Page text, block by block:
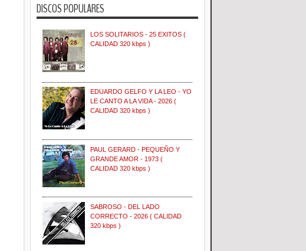
DISCOS POPULARES
LOS SOLITARIOS - 25 EXITOS (
CALIDAD 320 kbps )
EDUARDO GELFO Y LA LEO - YO
LE CANTO A LA VIDA - 2026 (
CALIDAD 320 kbps )
PAUL GERARD - PEQUEÑO Y
GRANDE AMOR - 1973 (
CALIDAD 320 kbps )
SABROSO - DEL LADO
CORRECTO - 2026 ( CALIDAD
320 kbps )